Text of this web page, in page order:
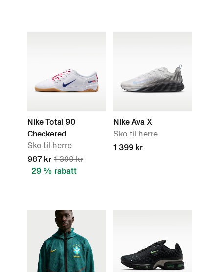
Nike Total 90
Checkered
Sko til herre
987 kr 1 399 kr
29 % rabatt
Nike Ava X
Sko til herre
1 399 kr